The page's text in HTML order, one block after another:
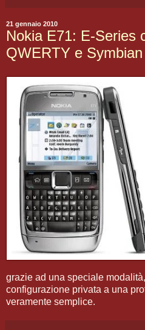
21 gennaio 2010
Nokia E71: E-Series
QWERTY e
grazie ad una speciale
configurazione privata a una
veramente semplice.